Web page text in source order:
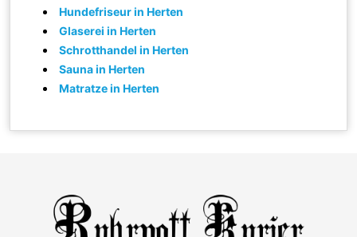
Hundefriseur in Herten
Glaserei in Herten
Schrotthandel in Herten
Sauna in Herten
Matratze in Herten